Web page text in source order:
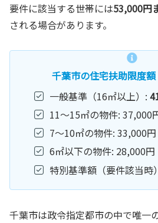
要件に該当する世帯には53,000円
される場合があります。
千葉市の住宅扶助限度額
一般基準（16㎡以上）:
11〜15㎡の物件: 37,000
7〜10㎡の物件: 33,000円
6㎡以下の物件: 28,000円
特別基準額（要件該当時
千葉市は政令指定都市の中で唯一